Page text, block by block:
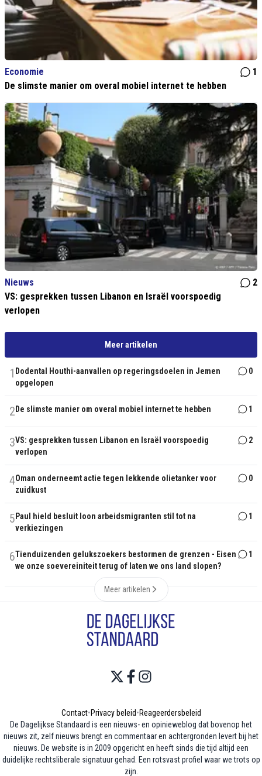
Economie
1
De slimste manier om overal mobiel internet te hebben
Nieuws
2
VS: gesprekken tussen Libanon en Israël voorspoedig
verlopen
Meer artikelen
1 Dodental Houthi-aanvallen op regeringsdoelen in Jemen
opgelopen
0
2 De slimste manier om overal mobiel internet te hebben 1
3VS: gesprekken tussen Libanon en Israël voorspoedig
verlopen
2
4Oman onderneemt actie tegen lekkende olietanker voor
zuidkust
0
5 Paul hield besluit loon arbeidsmigranten stil tot na
verkiezingen
1
6Tienduizenden gelukszoekers bestormen de grenzen - Eisen
we onze soevereiniteit terug of laten we ons land slopen?
1
Meer artikelen
Contact•Privacy beleid•Reageerdersbeleid
De Dagelijkse Standaard is een nieuws- en opinieweblog dat bovenop het
nieuws zit, zelf nieuws brengt en commentaar en achtergronden levert bij het
nieuws. De website is in 2009 opgericht en heeft sinds die tijd altijd een
duidelijke rechtsliberale signatuur gehad. Een rotsvast profiel waar we trots op
zijn.